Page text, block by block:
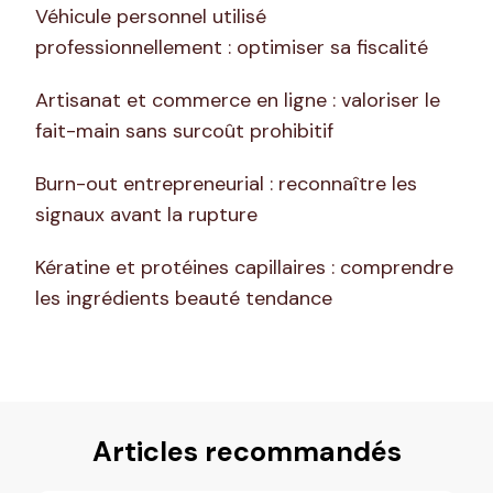
Véhicule personnel utilisé
professionnellement : optimiser sa fiscalité
Artisanat et commerce en ligne : valoriser le
fait-main sans surcoût prohibitif
Burn-out entrepreneurial : reconnaître les
signaux avant la rupture
Kératine et protéines capillaires : comprendre
les ingrédients beauté tendance
Articles recommandés